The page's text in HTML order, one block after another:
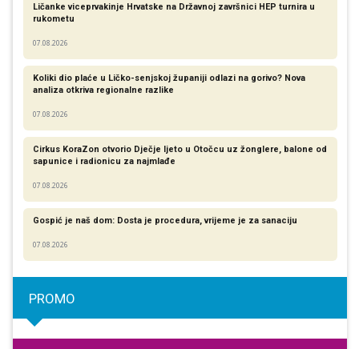
Ličanke viceprvakinje Hrvatske na Državnoj završnici HEP turnira u
rukometu
07.08.2026
Koliki dio plaće u Ličko-senjskoj županiji odlazi na gorivo? Nova
analiza otkriva regionalne razlike​
07.08.2026
Cirkus KoraZon otvorio Dječje ljeto u Otočcu uz žonglere, balone od
sapunice i radionicu za najmlađe
07.08.2026
Gospić je naš dom: Dosta je procedura, vrijeme je za sanaciju
07.08.2026
PROMO